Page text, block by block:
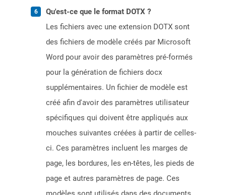
Qu'est-ce que le format DOTX ?
Les fichiers avec une extension DOTX sont
des fichiers de modèle créés par Microsoft
Word pour avoir des paramètres pré-formés
pour la génération de fichiers docx
supplémentaires. Un fichier de modèle est
créé afin d'avoir des paramètres utilisateur
spécifiques qui doivent être appliqués aux
mouches suivantes créées à partir de celles-
ci. Ces paramètres incluent les marges de
page, les bordures, les en-têtes, les pieds de
page et autres paramètres de page. Ces